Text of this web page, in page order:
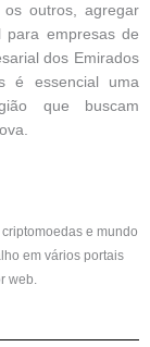
outros, agregar
empresas de
dos Emirados
é essencial uma
que buscam
e mundo
em vários portais
web.